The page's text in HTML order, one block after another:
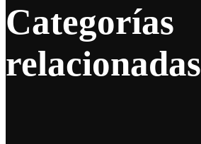
Categorías
relacionadas